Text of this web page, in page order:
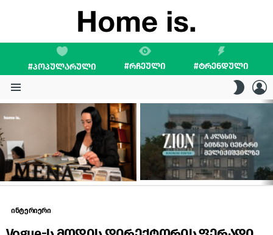
#ᲞᲝᲞᲣᲚᲐᲠᲣᲚᲘ #ᲠᲩᲔᲣᲚᲘ #ᲢᲠᲔᲜᲓᲣᲚᲘ
SKIN
STORIES
ინტერიერი